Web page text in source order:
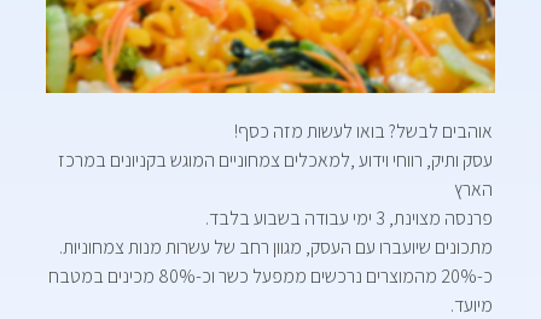
אוהבים לבשל? בואו לעשות מזה כסף!
עסק ותיק, רווחי וידוע ,למאכלים צמחוניים המוגש בקניונים במרכז
הארץ
פרנסה מצוינת, 3 ימי עבודה בשבוע בלבד.
מתכונים שיועברו עם העסק, מגוון רחב של עשרות מנות צמחוניות.
כ-20% מהמוצרים נרכשים ממפעל כשר וכ-80% מכינים במטבח
מיועד.